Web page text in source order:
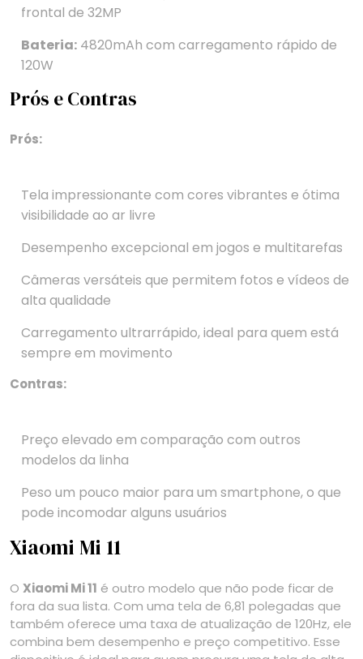
frontal de 32MP
Bateria: 4820mAh com carregamento rápido de
120W
Prós e Contras
Prós:
Tela impressionante com cores vibrantes e ótima
visibilidade ao ar livre
Desempenho excepcional em jogos e multitarefas
Câmeras versáteis que permitem fotos e vídeos de
alta qualidade
Carregamento ultrarrápido, ideal para quem está
sempre em movimento
Contras:
Preço elevado em comparação com outros
modelos da linha
Peso um pouco maior para um smartphone, o que
pode incomodar alguns usuários
Xiaomi Mi 11
O Xiaomi Mi 11 é outro modelo que não pode ficar de
fora da sua lista. Com uma tela de 6,81 polegadas que
também oferece uma taxa de atualização de 120Hz, ele
combina bem desempenho e preço competitivo. Esse